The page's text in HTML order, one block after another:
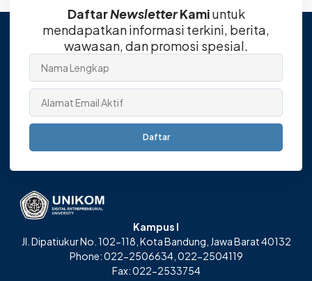
DaftarNewsletterKamiuntuk
mendapatkan informasi terkini, berita,
wawasan, dan promosi spesial.
Daftar
Kampus I
Jl. Dipatiukur No. 102-118, Kota Bandung, Jawa Barat 40132
Phone: 022-2506634, 022-2504119
Fax: 022-2533754